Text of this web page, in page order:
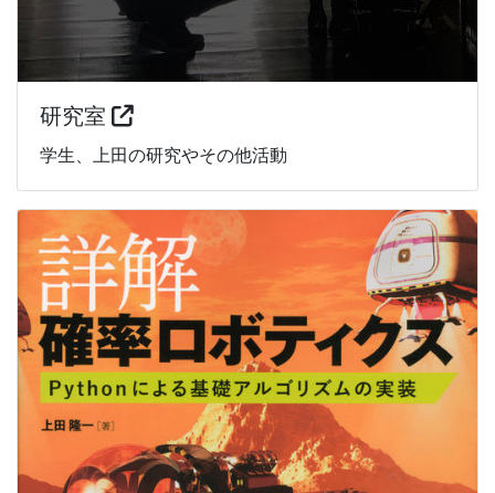
研究室
学生、上田の研究やその他活動